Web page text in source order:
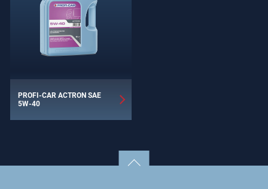
PROFI-CAR ACTRON SAE
5W-40